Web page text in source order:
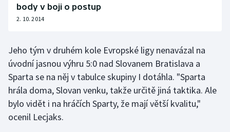
Plavání
Ragby
Rychlobruslení
Rychlostní kanoistika
body v boji o postup
2. 10. 2014
Jeho tým v druhém kole Evropské ligy nenavázal na
úvodní jasnou výhru 5:0 nad Slovanem Bratislava a
Sparta se na něj v tabulce skupiny I dotáhla. "Sparta
hrála doma, Slovan venku, takže určitě jiná taktika. Ale
bylo vidět i na hráčích Sparty, že mají větší kvalitu,"
ocenil Lecjaks.